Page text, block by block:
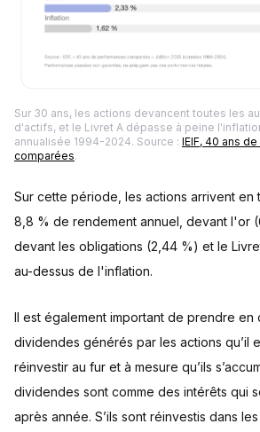
Sur 30 ans, les actions devancent toutes les
d'actifs, et le Livret A dépasse à peine
annualisée 1994-2024. Source : IEIF, 40 ans
comparées.
Sur cette période, les actions arrivent en
8,8 % de rendement annuel, devant l'or
devant les obligations (2,44 %) et le
au-dessus de l'inflation.
Il est également important de prendre en
dividendes générés par les actions qu’il
réinvestir au fur et à mesure qu’ils
dividendes sont comme des intérêts qui
après année. S’ils sont réinvestis dans